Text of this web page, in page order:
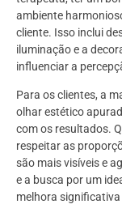
ambiente
cliente. Isso inclui
iluminação e a
influenciar a
Para os clientes, a
olhar estético
com os resultados.
respeitar as
são mais visíveis e
e a busca por um
melhora